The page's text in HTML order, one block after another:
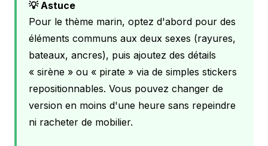
💡 Astuce
Pour le thème marin, optez d'abord pour des
éléments communs aux deux sexes (rayures,
bateaux, ancres), puis ajoutez des détails
« sirène » ou « pirate » via de simples stickers
repositionnables. Vous pouvez changer de
version en moins d'une heure sans repeindre
ni racheter de mobilier.